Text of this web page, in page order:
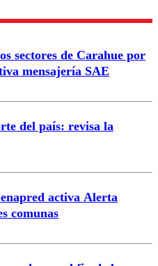
Enviar comentario
sectores de Carahue por
mensajería SAE
del país: revisa la
activa Alerta
comunas